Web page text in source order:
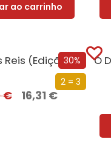
ao carrinho
30%
2 = 3
A Fúria dos Reis (Edição especial limitada)
€ 16,31 €